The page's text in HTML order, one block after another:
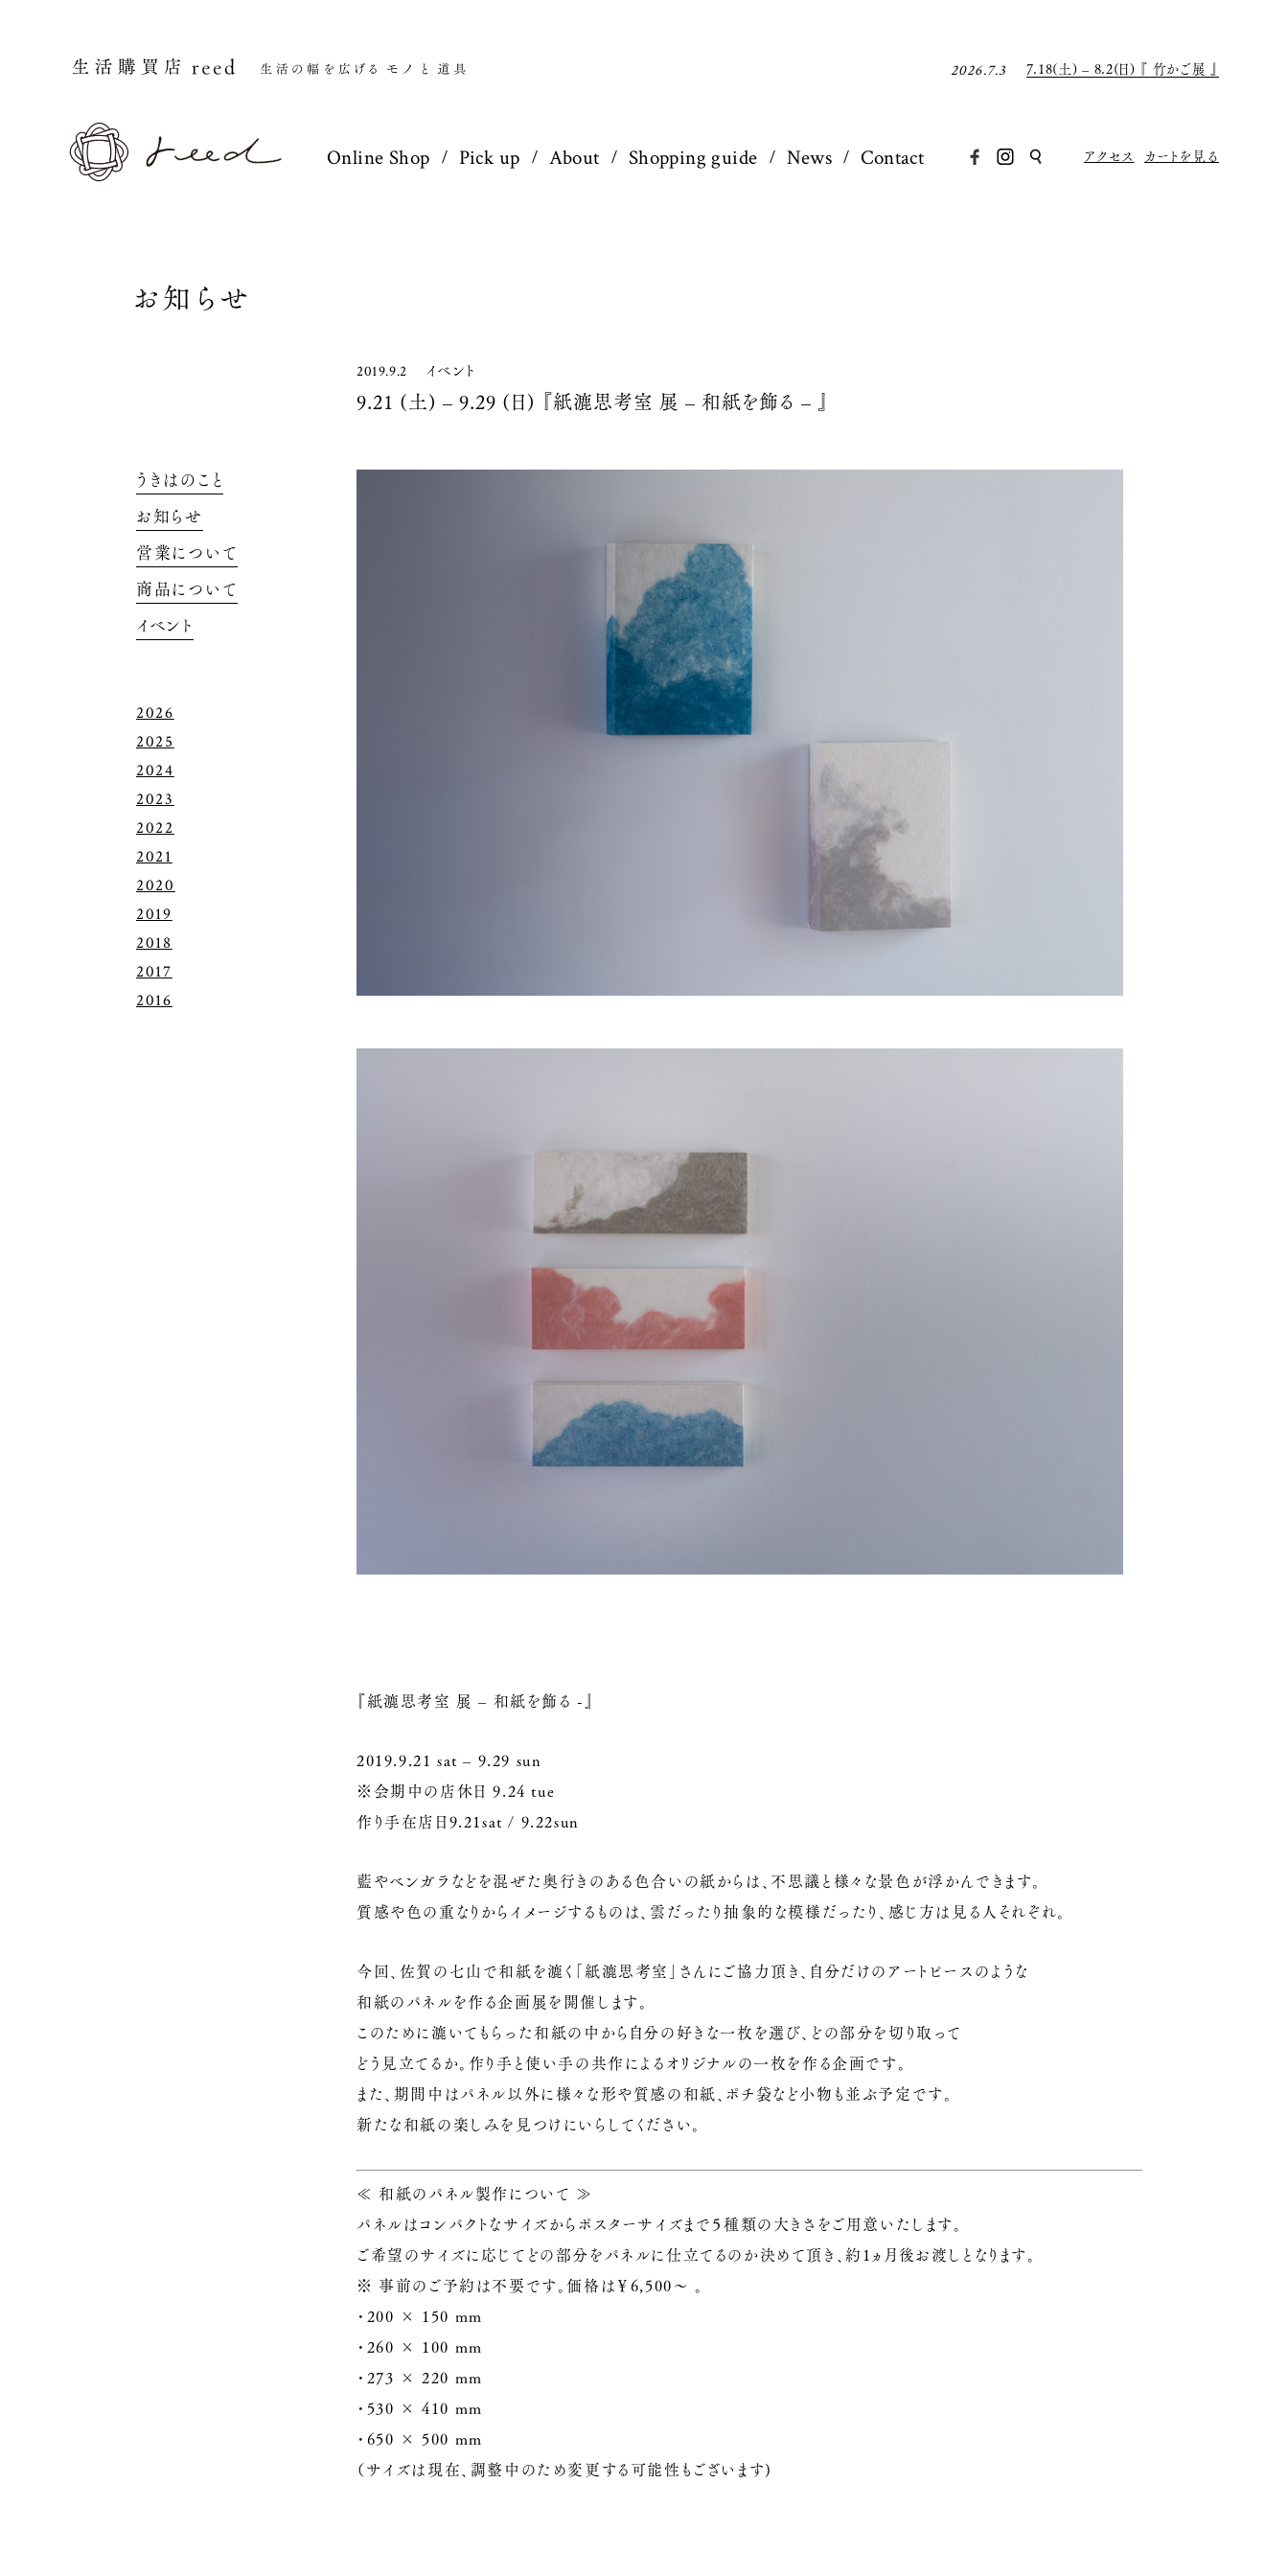
7.18(土) – 8.2(日) 『 竹かご展 』
2026.7.3
7.18(土) – 8.2(日) 『 竹かご展 』
2026.7.3
Online Shop Pick up About Shopping guide News Contact アクセス カートを見る
お知らせ
2019.9.2 イベント
9.21 (土) – 9.29 (日) 『紙漉思考室 展 – 和紙を飾る – 』
『紙漉思考室 展 – 和紙を飾る -』
2019.9.21 sat – 9.29 sun
※会期中の店休日 9.24 tue
作り手在店日9.21sat / 9.22sun
藍やベンガラなどを混ぜた奥行きのある色合いの紙からは、不思議と様々な景色が浮かんできます。
質感や色の重なりからイメージするものは、雲だったり抽象的な模様だったり、感じ方は見る人それぞれ。
今回、佐賀の七山で和紙を漉く「紙漉思考室」さんにご協力頂き、自分だけのアートピースのような
和紙のパネルを作る企画展を開催します。
このために漉いてもらった和紙の中から自分の好きな一枚を選び、どの部分を切り取って
どう見立てるか。作り手と使い手の共作によるオリジナルの一枚を作る企画です。
また、期間中はパネル以外に様々な形や質感の和紙、ポチ袋など小物も並ぶ予定です。
新たな和紙の楽しみを見つけにいらしてください。
≪ 和紙のパネル製作について ≫
パネルはコンパクトなサイズからポスターサイズまで５種類の大きさをご用意いたします。
ご希望のサイズに応じてどの部分をパネルに仕立てるのか決めて頂き、約1ヵ月後お渡しとなります。
※ 事前のご予約は不要です。価格は￥6,500～ 。
・200 × 150 mm
・260 × 100 mm
・273 × 220 mm
・530 × 410 mm
・650 × 500 mm
（サイズは現在、調整中のため変更する可能性もございます)
うきはのこと
お知らせ
営業について
商品について
イベント
2026
2025
2024
2023
2022
2021
2020
2019
2018
2017
2016